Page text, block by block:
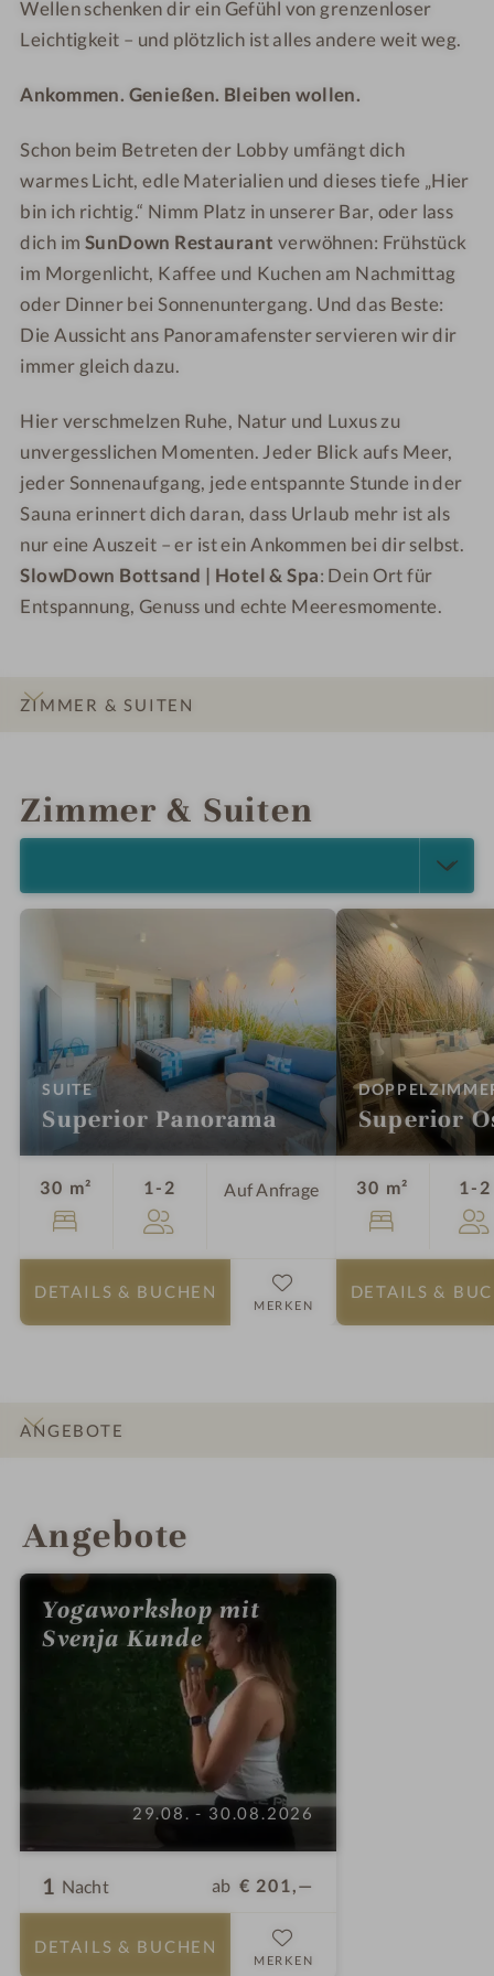
S
Wellen schenken dir ein Gefühl von grenzenloser
Leichtigkeit – und plötzlich ist alles andere weit weg.
Ankommen. Genießen. Bleiben wollen.
Schon beim Betreten der Lobby umfängt dich
warmes Licht, edle Materialien und dieses tiefe „Hier
bin ich richtig.“ Nimm Platz in unserer Bar, oder lass
dich im SunDown Restaurant verwöhnen: Frühstück
im Morgenlicht, Kaffee und Kuchen am Nachmittag
oder Dinner bei Sonnenuntergang. Und das Beste:
Die Aussicht ans Panoramafenster servieren wir dir
immer gleich dazu.
Hier verschmelzen Ruhe, Natur und Luxus zu
unvergesslichen Momenten. Jeder Blick aufs Meer,
jeder Sonnenaufgang, jede entspannte Stunde in der
Sauna erinnert dich daran, dass Urlaub mehr ist als
nur eine Auszeit – er ist ein Ankommen bei dir selbst.
SlowDown Bottsand | Hotel & Spa: Dein Ort für
Entspannung, Genuss und echte Meeresmomente.
ZIMMER & SUITEN
Zimmer & Suiten
SUITE:
Superior Panorama
30 m² 1-2 PersonenAuf Anfrage
DETAILS & BUCHEN
MERKEN
Superior
30 m² 1-2
DETAILS &
ANGEBOTE
Angebote
Yogaworkshop mit
Svenja Kunde
29.08. - 30.08.2026
1 Nacht ab € 201,—
DETAILS & BUCHEN
MERKEN